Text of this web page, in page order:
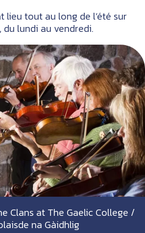
lieu tout au long de l’été sur
du lundi au vendredi.
Clans at The Gaelic College /
na Gàidhlig